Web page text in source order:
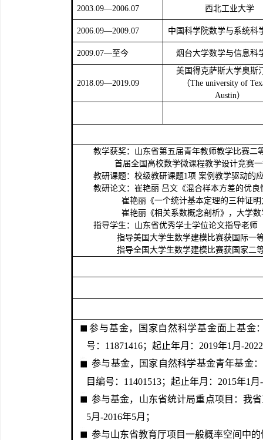
2003.09—2006.07 西北工业大学
2006.09—2009.07 中国科学院数学与系统科
2009.07—至今 烟台大学数学与信息科
2018.09—2019.09
美国得克萨斯大学奥斯
（The university of
Austin）
教学获奖：山东省第五届青年教师教学比赛二
首届全国高校数学微课程教学设计竞赛
教研课题：校级教研课题1项 案例教学驱动的
教研论文：崔艳丽 吕文《混合样本方差的优
崔艳丽《一个统计基本定理的三种证
崔艳丽《相关系数概念剖析》，大学数
指导学生： 山东省优秀学士学位论文指导老师
指导美国大学生数学建模比赛获国际一
指导全国大学生数学建模比赛获国家二
参与基金，国家自然科学基金面上基金
号： 11871416；起止年月： 2019年1 月 -2022
参与基金，国家自然科学基金青年基金
目编号： 11401513；起止年月： 2015年1 月
参与基金，山东省统计局重点项目：我
5月 -2016年5月；
参与山东省教育厅项目一般概率空间中